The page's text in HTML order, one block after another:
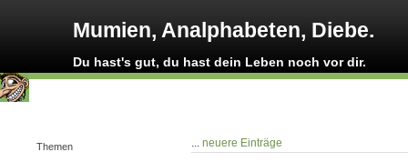
Mumien, Analphabeten, Diebe.
Du hast's gut, du hast dein Leben noch vor dir.
... neuere Einträge
Themen